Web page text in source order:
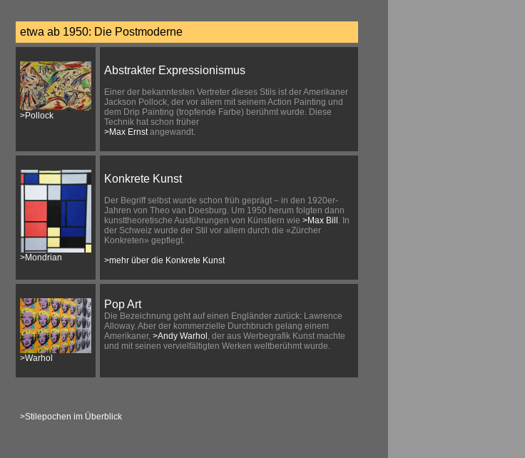
etwa ab 1950: Die Postmoderne
>Pollock
Abstrakter Expressionismus
Einer der bekanntesten Vertreter dieses Stils ist der Amerikaner
Jackson Pollock, der vor allem mit seinem Action Painting und
dem Drip Painting (tropfende Farbe) berühmt wurde. Diese
Technik hat schon früher
>Max Ernstangewandt.
>Mondrian
Konkrete Kunst
Der Begriff selbst wurde schon früh geprägt – in den 1920er-
Jahren von Theo van Doesburg. Um 1950 herum folgten dann
kunsttheoretische Ausführungen von Künstlern wie >Max Bill . In
der Schweiz wurde der Stil vor allem durch die «Zürcher
Konkreten» gepflegt.
>mehr über die Konkrete Kunst
>Warhol
Pop Art
Die Bezeichnung geht auf einen Engländer zurück: Lawrence
Alloway. Aber der kommerzielle Durchbruch gelang einem
Amerikaner, >Andy Warhol , der aus Werbegrafik Kunst machte
und mit seinen vervielfältigten Werken weltberühmt wurde.
>Stilepochen im Überblick